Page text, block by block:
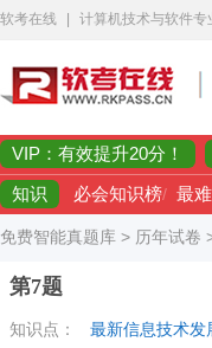
软考在线 计算机技术与软件
VIP：有效提升20分！
知识 必会知识榜/ 最
免费智能真题库 > 历年试卷
第7题
知识点： 最新信息技术发